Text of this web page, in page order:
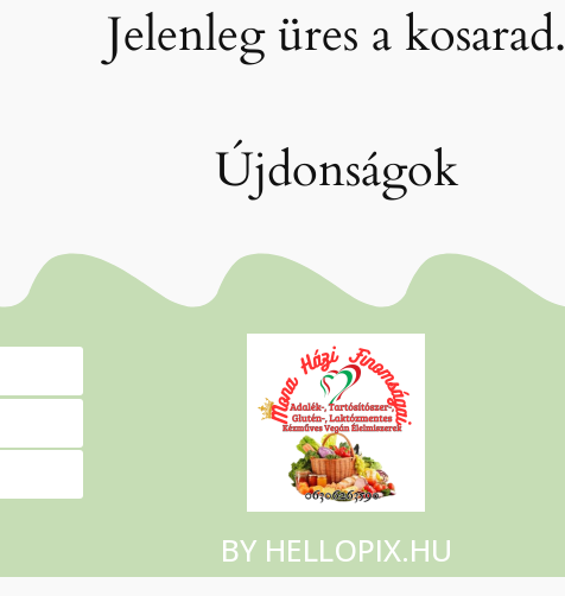
Jelenleg üres a kosarad.
Újdonságok
BY HELLOPIX.HU